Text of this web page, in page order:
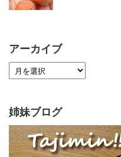
アーカイブ
姉妹ブログ